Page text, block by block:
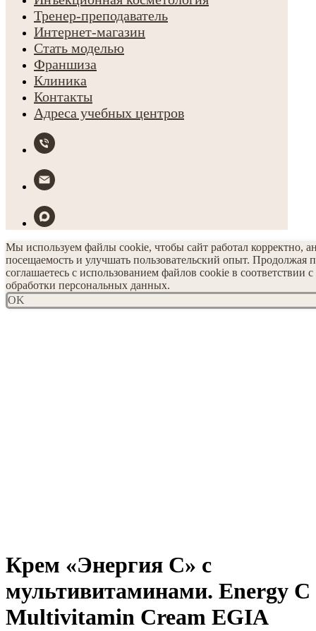
Тренер-преподаватель
Интернет-магазин
Стать моделью
Франшиза
Клиника
Контакты
Адреса учебных центров
Мы используем файлы cookie, чтобы сайт работал корректно,
посещаемость и улучшать пользовательский опыт. Продолжая
соглашаетесь с использованием файлов cookie в соответствии
обработки персональных данных.
OK
Крем «Энергия С» с
мультивитаминами. Energy C
Multivitamin Cream EGIA